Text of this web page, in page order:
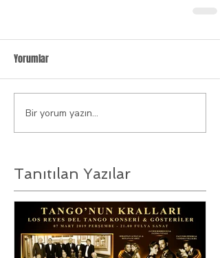
Yorumlar
Bir yorum yazın...
Tanıtılan Yazılar